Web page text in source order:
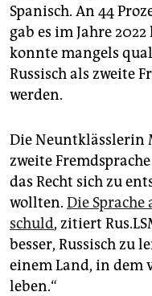
Spanisch. An 44
gab es im Jahre
konnte mangels
Russisch als zweite
werden.
Die Neuntklässlerin
zweite
das Recht sich zu
wollten. Die Sprache
schuld, zitiert
besser, Russisch zu
einem Land, in dem
leben.“